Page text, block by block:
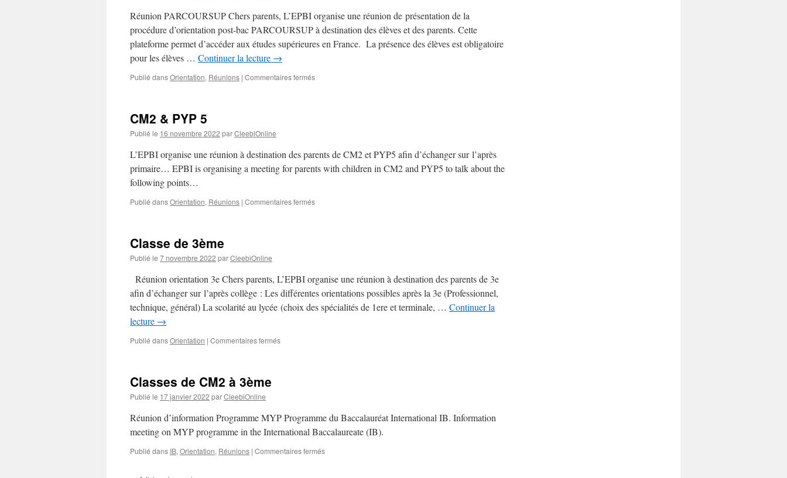
Réunion PARCOURSUP Chers parents, L’EPBI organise une réunion de présentation de la
procédure d’orientation post-bac PARCOURSUP à destination des élèves et des parents. Cette
plateforme permet d’accéder aux études supérieures en France. La présence des élèves est obligatoire
pour les élèves … Continuer la lecture →
Publié dansOrientation, Réunions | Commentaires ferméssur
CM2 & PYP 5
Publié le 16 novembre 2022 parCleebiOnline
L’EPBI organise une réunion à destination des parents de CM2 et PYP5 afin d’échanger sur l’après
primaire… EPBI is organising a meeting for parents with children in CM2 and PYP5 to talk about the
following points…
Publié dansOrientation, Réunions | Commentaires ferméssur
Classe de 3ème
Publié le 7 novembre 2022 parCleebiOnline
Réunion orientation 3e Chers parents, L’EPBI organise une réunion à destination des parents de 3e
afin d’échanger sur l’après collège : Les différentes orientations possibles après la 3e (Professionnel,
technique, général) La scolarité au lycée (choix des spécialités de 1ere et terminale, … Continuer la
lecture →
Publié dansOrientation | Commentaires ferméssur
Classes de CM2 à 3ème
Publié le 17 janvier 2022 parCleebiOnline
Réunion d’information Programme MYP Programme du Baccalauréat International IB. Information
meeting on MYP programme in the International Baccalaureate (IB).
Publié dans IB, Orientation, Réunions | Commentaires ferméssur